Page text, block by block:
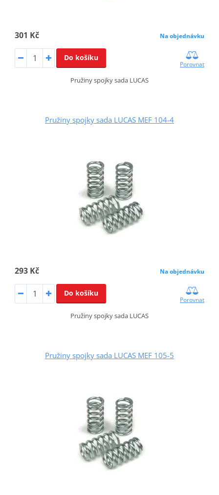
301 Kč Na objednávku
Do košíku
Porovnat
Pružiny spojky sada LUCAS
Pružiny spojky sada LUCAS MEF 104-4
293 Kč Na objednávku
Do košíku
Porovnat
Pružiny spojky sada LUCAS
Pružiny spojky sada LUCAS MEF 105-5